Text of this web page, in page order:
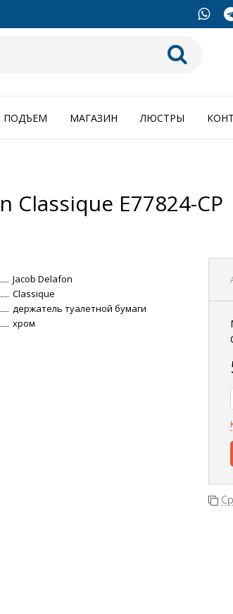
ПОДЪЕМ МАГАЗИН ЛЮСТРЫ
Classique E77824-CP
Jacob Delafon
Classique
держатель туалетной бумаги
хром